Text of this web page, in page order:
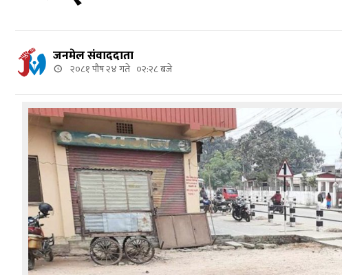
जनमेल संवाददाता
२०८१ पौष २४ गते ०२:२८ बजे